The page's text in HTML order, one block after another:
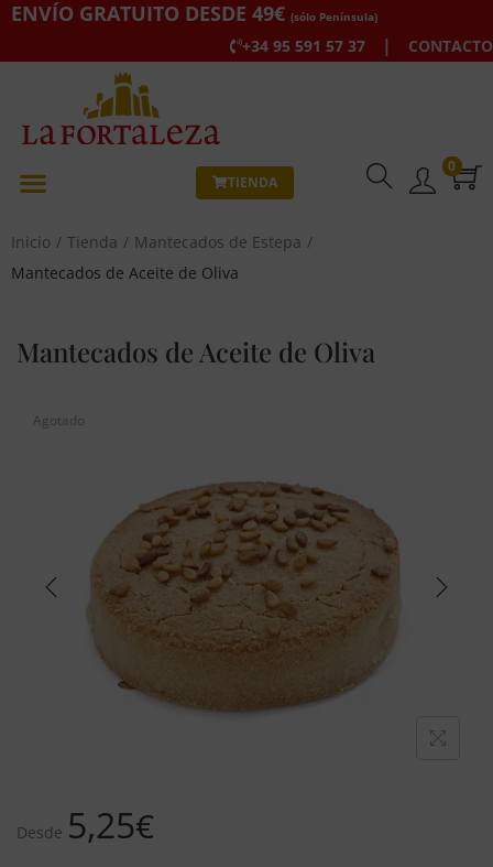
ENVÍO GRATUITO DESDE 49€ (sólo Península)
+34 95 591 57 37 | CONTACTO
TIENDA
0
Inicio / Tienda / Mantecados de Estepa /
Mantecados de Aceite de Oliva
Mantecados de Aceite de Oliva
Agotado
Desde 5,25€